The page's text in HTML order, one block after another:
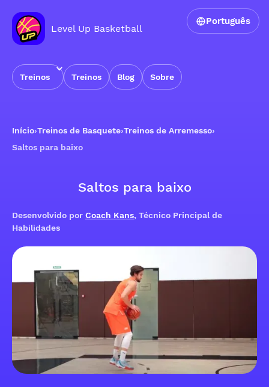
Level Up Basketball
Treinos Treinos Blog Sobre
Português
Início›Treinos de Basquete›Treinos de Arremesso›
Saltos para baixo
Saltos para baixo
Desenvolvido por Coach Kans, Técnico Principal de
Habilidades